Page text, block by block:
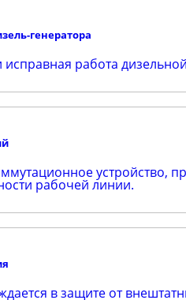
генератора
работа
рабочей линии.
в защите от